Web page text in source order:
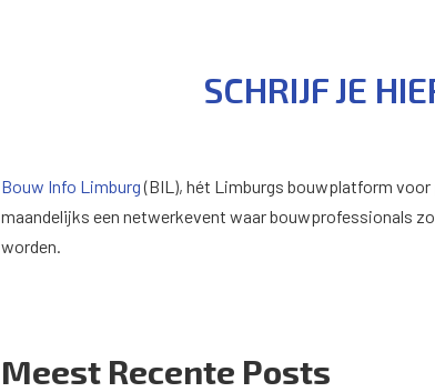
SCHRIJF JE
Bouw Info Limburg(BIL), hét Limburgs bouwplatform
maandelijks een netwerkevent waar bouwprofessionals
worden.
Meest Recente Posts